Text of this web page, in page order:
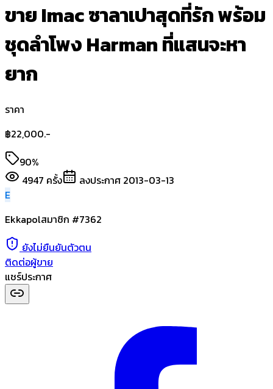
ขาย Imac ซาลาเปาสุดที่รัก พร้อม
ชุดลำโพง Harman ที่แสนจะหา
ยาก
ราคา
฿22,000.-
90%
4947 ครั้ง ลงประกาศ 2013-03-13
E
Ekkapolสมาชิก #7362
ยังไม่ยืนยันตัวตน
ติดต่อผู้ขาย
แชร์ประกาศ